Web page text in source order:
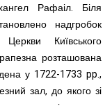
Рафаіл.
Біля
надгробок
Церкви Київського
розташована
у 1722-1733 pp.,
зал, до якого зі